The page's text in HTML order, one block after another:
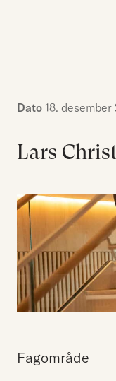
Kontakt oss
Hjort Bridge
Dato 18. desember
Lars
Fagområde